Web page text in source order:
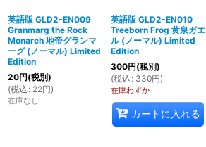
英語版 GLD2-EN009
Granmarg the Rock
Monarch 地帝グランマ
ーグ (ノーマル) Limited
Edition
20円(税別)
(税込 : 22円)
在庫なし
英語版 GLD2-EN010
Treeborn Frog 黄泉ガエ
ル (ノーマル) Limited
Edition
300円(税別)
(税込 : 330円)
在庫わずか
カートに入れる